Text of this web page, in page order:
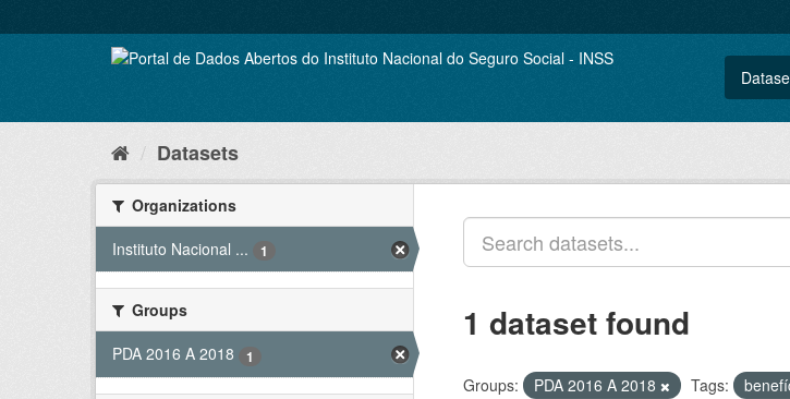
to
Datasets
Organizations
Instituto Nacional ...
1
Groups
PDA 2016 A 2018
1
1 dataset found
Groups: PDA 2016 A 2018 Tags: